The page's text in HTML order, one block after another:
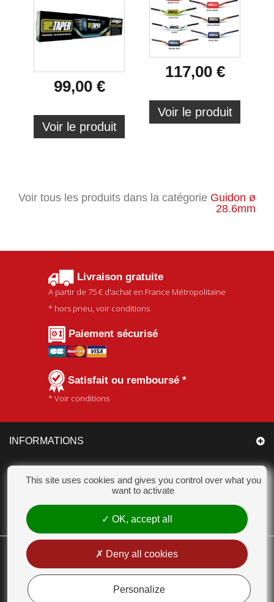
99,00 €
Voir le produit
117,00 €
Voir le produit
Voir tous les produits dans la catégorie Guidon ø
28.6mm
Livraison gratuite
A partir de 75 € d'achat en France Métropolitaine
* hors pneu, voir conditions
Paiement sécurisé
Satisfait ou remboursé *
* Voir conditions
INFORMATIONS
CATÉGORIES
MON COMPTE
CHAMPION ACCESSOIRES
18 Chemin des Bas Jardins 51530 DIZY - Tél. : 03 26 55 99 63 - E-mail :
contact@champion-accessoires.com
MENTIONS LÉGALES
This site uses cookies and gives you control over what you
want to activate
OK, accept all
Deny all cookies
Personalize